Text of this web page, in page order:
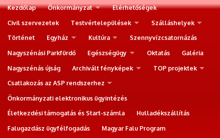
Kezdőlap Önkormányzat
Elérhetőségek
Civil szervezetek
Testvértelepülések
Szálláshelyek
Történet
Egyház Kultúra
Szennyvízcsatornázás
Nagyszénási Parkfürdő
Egészségügy Oktatás
Galéria
Nagyszénás újság
Archivált fényképek
TOP projektek
Csatlakozás az ASP rendszerhez
Önkormányzati elektronikus ügyintézés
Életkezdési támogatás és Start-számla
Hulladékszállítás
Falugazdász ügyfélfogadás
Magyar Falu Program